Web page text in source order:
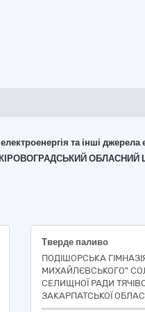
та інші джерела
"КІРОВОГРАДСЬКИЙ
Тверде паливо
ПОДІШОРСЬКА
МИХАЙЛЄВСЬКОГО"
СЕЛИЩНОЇ РАДИ
ЗАКАРПАТСЬКОЇ